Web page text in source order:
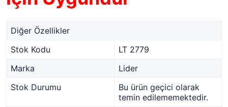
Diğer Özellikler
Stok Kodu
LT 2779
Marka
Lider
Stok Durumu
Bu ürün geçici olarak
temin edilememektedir.